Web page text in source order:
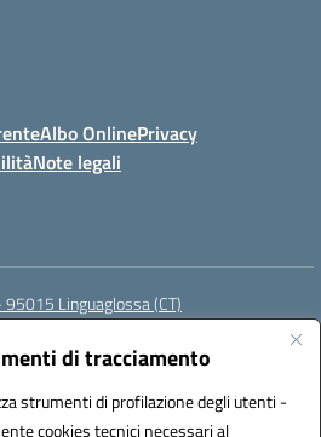
di tracciamento
strumenti di profilazione degli utenti -
cookies tecnici necessari al
Albo OnlinePrivacy
Note legali
Linguaglossa (CT)
ctic83200r@pec.istruzione.it